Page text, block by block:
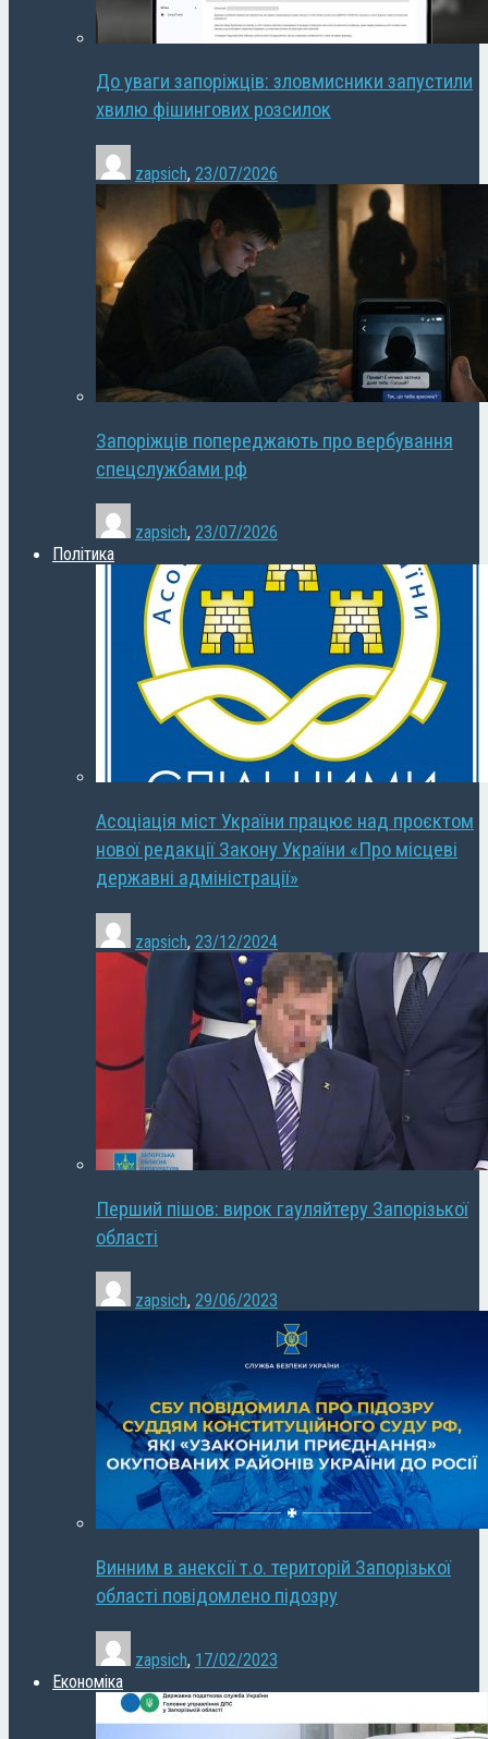
До уваги запоріжців: зловмисники запустили
хвилю фішингових розсилок
zapsich, 23/07/2026
Запоріжців попереджають про вербування
спецслужбами рф
zapsich, 23/07/2026
Політика
Асоціація міст України працює над проєктом
нової редакції Закону України «Про місцеві
державні адміністрації»
zapsich, 23/12/2024
Перший пішов: вирок гауляйтеру Запорізької
області
zapsich, 29/06/2023
Винним в анексії т.о. територій Запорізької
області повідомлено підозру
zapsich, 17/02/2023
Економіка